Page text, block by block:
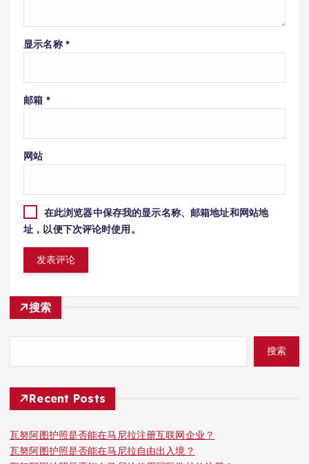
显示名称 *
邮箱 *
网站
在此浏览器中保存我的显示名称、邮箱地址和网站地
址，以便下次评论时使用。
搜索
搜索
Recent Posts
瓦努阿图护照是否能在马尼拉注册互联网企业？
瓦努阿图护照是否能在马尼拉自由出入境？